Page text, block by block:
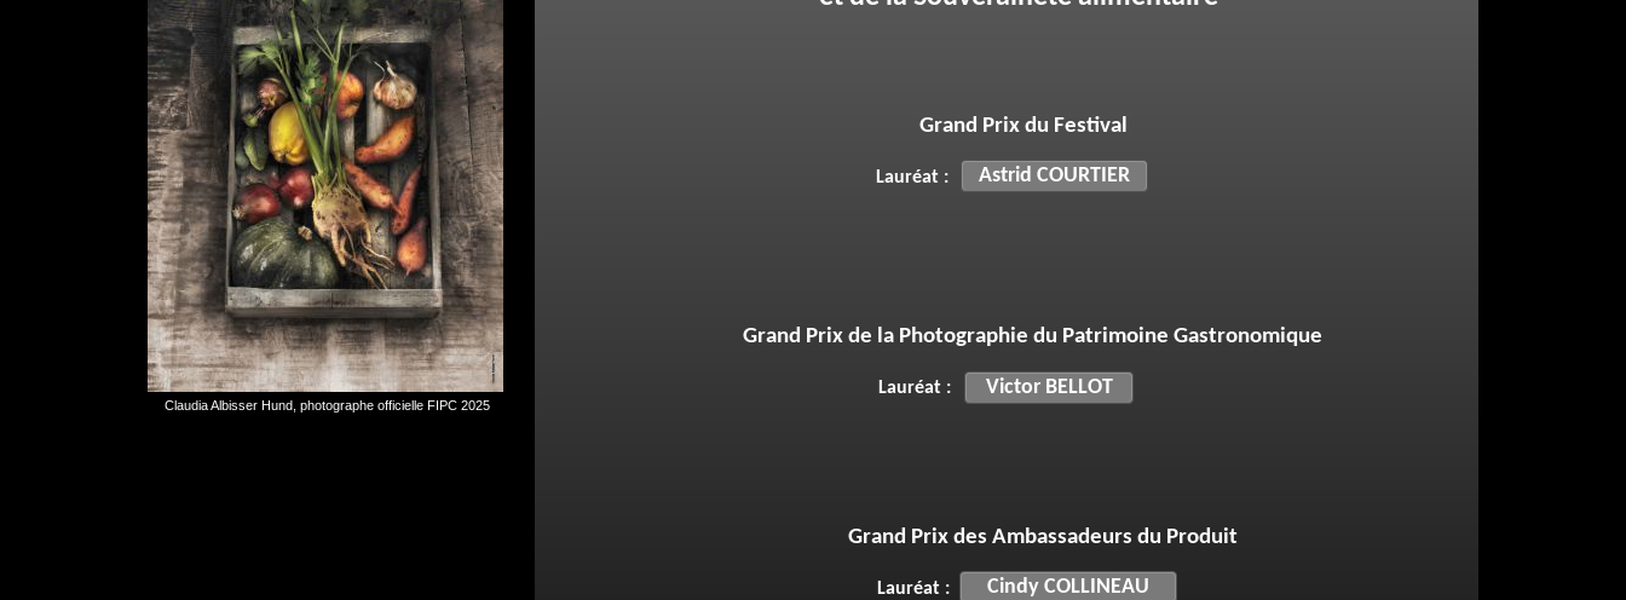
Cindy COLLINEAU
Victor BELLOT
Astrid COURTIER
Claudia Albisser Hund, photographe officielle FIPC 2025
Trophée FIPC
Création originale Sylvie Amar
Fooddesign by Raynaud Limoges
Grand Prix de la Photographie du Patrimoine Gastronomique
Lauréat :
Grand Prix des Ambassadeurs du Produit
Lauréat :
Grand Prix du Festival
Lauréat :
Thème de la 9ème édition du Festival 2018:
Franck Hamel
Photographe officiel FIPC 2022